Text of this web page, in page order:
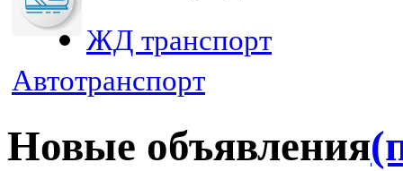
ЖД транспорт
Автотранспорт
Новые объявления